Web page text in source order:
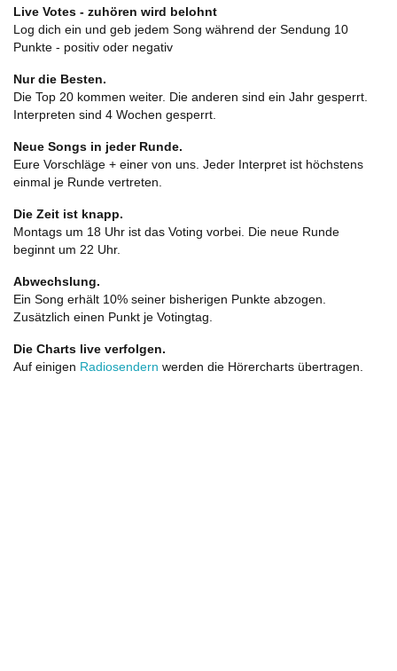
Live Votes - zuhören wird belohnt
Log dich ein und geb jedem Song während der Sendung 10
Punkte - positiv oder negativ
Nur die Besten.
Die Top 20 kommen weiter. Die anderen sind ein Jahr gesperrt.
Interpreten sind 4 Wochen gesperrt.
Neue Songs in jeder Runde.
Eure Vorschläge + einer von uns. Jeder Interpret ist höchstens
einmal je Runde vertreten.
Die Zeit ist knapp.
Montags um 18 Uhr ist das Voting vorbei. Die neue Runde
beginnt um 22 Uhr.
Abwechslung.
Ein Song erhält 10% seiner bisherigen Punkte abzogen.
Zusätzlich einen Punkt je Votingtag.
Die Charts live verfolgen.
Auf einigen Radiosendern werden die Hörercharts übertragen.